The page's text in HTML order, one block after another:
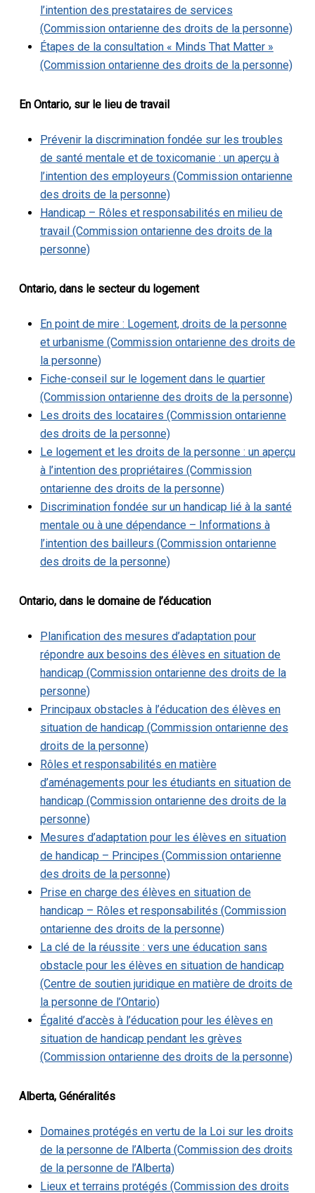
l’intention des prestataires de services
(Commission ontarienne des droits de la personne)
Étapes de la consultation « Minds That Matter »
(Commission ontarienne des droits de la personne)
En Ontario, sur le lieu de travail
Prévenir la discrimination fondée sur les troubles
de santé mentale et de toxicomanie : un aperçu à
l’intention des employeurs (Commission ontarienne
des droits de la personne)
Handicap – Rôles et responsabilités en milieu de
travail (Commission ontarienne des droits de la
personne)
Ontario, dans le secteur du logement
En point de mire : Logement, droits de la personne
et urbanisme (Commission ontarienne des droits de
la personne)
Fiche-conseil sur le logement dans le quartier
(Commission ontarienne des droits de la personne)
Les droits des locataires (Commission ontarienne
des droits de la personne)
Le logement et les droits de la personne : un aperçu
à l’intention des propriétaires (Commission
ontarienne des droits de la personne)
Discrimination fondée sur un handicap lié à la santé
mentale ou à une dépendance – Informations à
l’intention des bailleurs (Commission ontarienne
des droits de la personne)
Ontario, dans le domaine de l’éducation
Planification des mesures d’adaptation pour
répondre aux besoins des élèves en situation de
handicap (Commission ontarienne des droits de la
personne)
Principaux obstacles à l’éducation des élèves en
situation de handicap (Commission ontarienne des
droits de la personne)
Rôles et responsabilités en matière
d’aménagements pour les étudiants en situation de
handicap (Commission ontarienne des droits de la
personne)
Mesures d’adaptation pour les élèves en situation
de handicap – Principes (Commission ontarienne
des droits de la personne)
Prise en charge des élèves en situation de
handicap – Rôles et responsabilités (Commission
ontarienne des droits de la personne)
La clé de la réussite : vers une éducation sans
obstacle pour les élèves en situation de handicap
(Centre de soutien juridique en matière de droits de
la personne de l’Ontario)
Égalité d’accès à l’éducation pour les élèves en
situation de handicap pendant les grèves
(Commission ontarienne des droits de la personne)
Alberta, Généralités
Domaines protégés en vertu de la Loi sur les droits
de la personne de l’Alberta (Commission des droits
de la personne de l’Alberta)
Lieux et terrains protégés (Commission des droits